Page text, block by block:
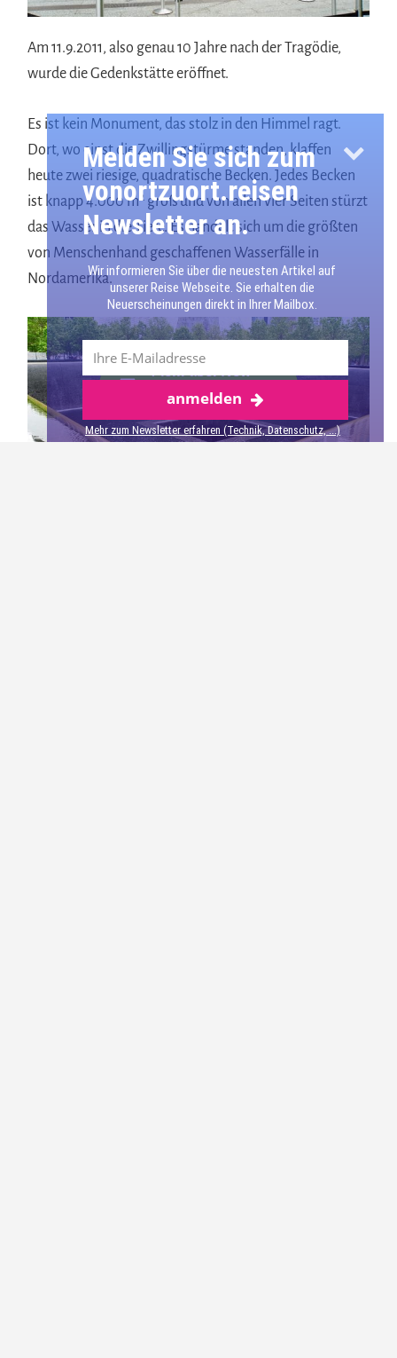
Am 11.9.2011, also genau 10 Jahre nach der Tragödie,
wurde die Gedenkstätte eröffnet.
Es ist kein Monument, das stolz in den Himmel ragt.
Dort, wo einst die Zwillingstürme standen, klaffen
heute zwei riesige, quadratische Becken. Jedes Becken
ist knapp 4.000 m² groß und von allen vier Seiten stürzt
das Wasser in die Tiefe. Es handelt sich um die größten
von Menschenhand geschaffenen Wasserfälle in
Nordamerika.
Mehr über New
York
Melden Sie sich zum
vonortzuort.reisen
Newsletter an.
Wir informieren Sie über die neuesten Artikel auf
unserer Reise Webseite. Sie erhalten die
Neuerscheinungen direkt in Ihrer Mailbox.
anmelden
Mehr zum Newsletter erfahren (Technik, Datenschutz, ...)